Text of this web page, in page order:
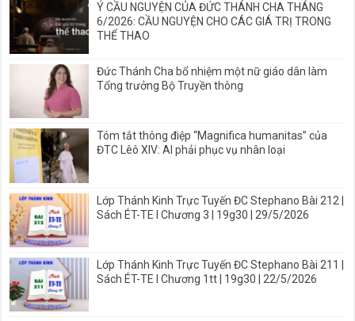
Ý CẦU NGUYỆN CỦA ĐỨC THÁNH CHA THÁNG
6/2026: CẦU NGUYỆN CHO CÁC GIÁ TRỊ TRONG
THỂ THAO
Đức Thánh Cha bổ nhiệm một nữ giáo dân làm
Tổng trưởng Bộ Truyền thông
Tóm tắt thông điệp “Magnifica humanitas” của
ĐTC Lêô XIV: AI phải phục vụ nhân loại
Lớp Thánh Kinh Trực Tuyến ĐC Stephano Bài 212 |
Sách ÉT-TE I Chương 3 | 19g30 | 29/5/2026
Lớp Thánh Kinh Trực Tuyến ĐC Stephano Bài 211 |
Sách ÉT-TE I Chương 1tt | 19g30 | 22/5/2026